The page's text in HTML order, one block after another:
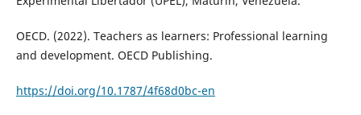
OECD. (2022). Teachers as learners: Professional learning
and development. OECD Publishing.
https://doi.org/10.1787/4f68d0bc-en